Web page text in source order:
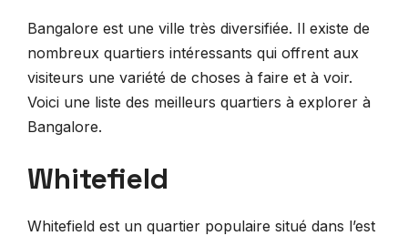
Bangalore est une ville très diversifiée. Il existe de
nombreux quartiers intéressants qui offrent aux
visiteurs une variété de choses à faire et à voir.
Voici une liste des meilleurs quartiers à explorer à
Bangalore.
Whitefield
Whitefield est un quartier populaire situé dans l’est